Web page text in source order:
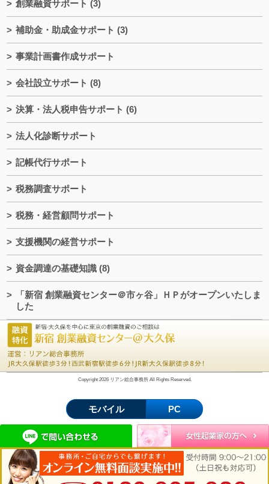
創業融資サポート (3)
補助金・助成金サポート (3)
事業計画書作成サポート
会社設立サポート (8)
決算・法人税申告サポート (6)
法人化診断サポート
記帳代行サポート
税務調査サポート
税務・経営顧問サポート
支援機関の経営サポート
資金調達の基礎知識 (8)
「新宿 創業融資センター＠市ヶ谷」ＨＰがオープンいたしま
した
Copyright 2026 リアン総合事務所 All Rights Reserved.
モバイル PC